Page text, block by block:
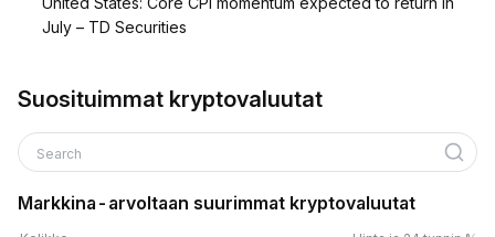
July – TD Securities
Suosituimmat kryptovaluutat
Search
Markkina-arvoltaan suurimmat kryptovaluutat